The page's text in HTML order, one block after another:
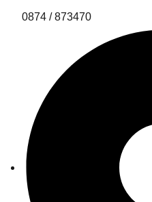
0874 / 873470